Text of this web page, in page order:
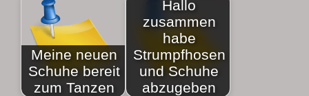
Meine neuen
Schuhe bereit
zum Tanzen
Hallo
zusammen
habe
Strumpfhosen
und Schuhe
abzugeben